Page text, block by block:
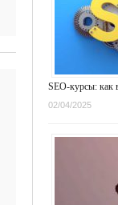
SEO-курсы: как
02/04/2025